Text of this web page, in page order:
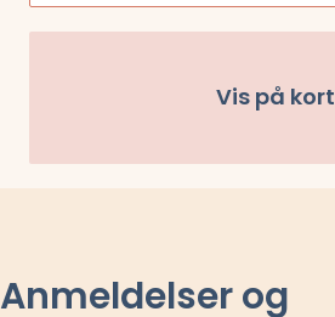
Vis på kort
Anmeldelser og